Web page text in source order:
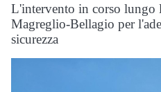
L'intervento in corso lungo
Magreglio-Bellagio per
sicurezza